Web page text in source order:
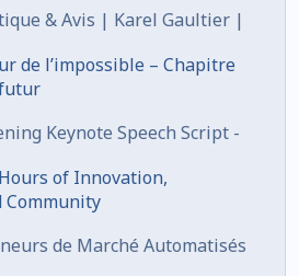
& Avis | Karel Gaultier |
de l’impossible – Chapitre
Keynote Speech Script -
of Innovation,
Community
de Marché Automatisés